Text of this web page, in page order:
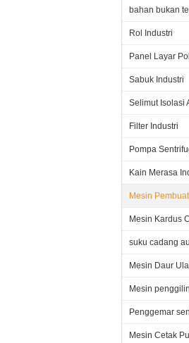
bahan bukan
Rol Industri
Panel Layar
Sabuk Industri
Selimut Isolasi
Filter Industri
Pompa
Kain Merasa
Mesin
Mesin Kardus
suku cadang
Mesin Daur
Mesin
Penggemar
Mesin Cetak